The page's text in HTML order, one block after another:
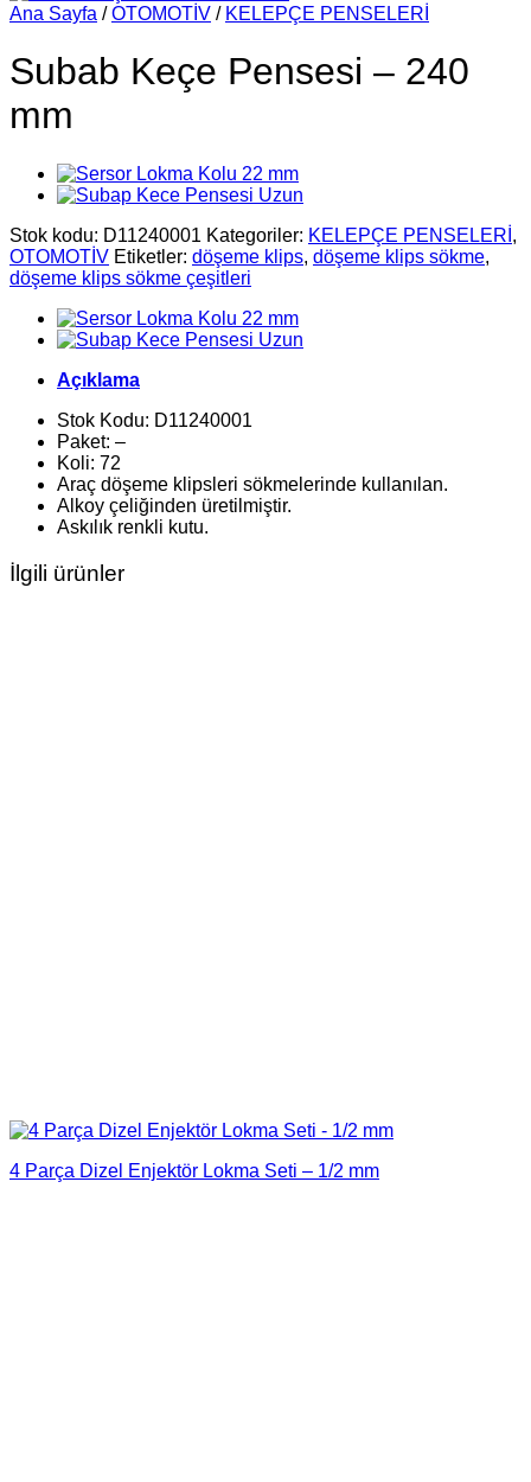
Ana Sayfa / OTOMOTİV / KELEPÇE PENSELERİ
Subab Keçe Pensesi – 240
mm
Stok kodu: D11240001 Kategoriler: KELEPÇE PENSELERİ ,
OTOMOTİV Etiketler: döşeme klips, döşeme klips sökme,
döşeme klips sökme çeşitleri
Açıklama
Stok Kodu: D11240001
Paket: –
Koli: 72
Araç döşeme klipsleri sökmelerinde kullanılan.
Alkoy çeliğinden üretilmiştir.
Askılık renkli kutu.
İlgili ürünler
4 Parça Dizel Enjektör Lokma Seti – 1/2 mm